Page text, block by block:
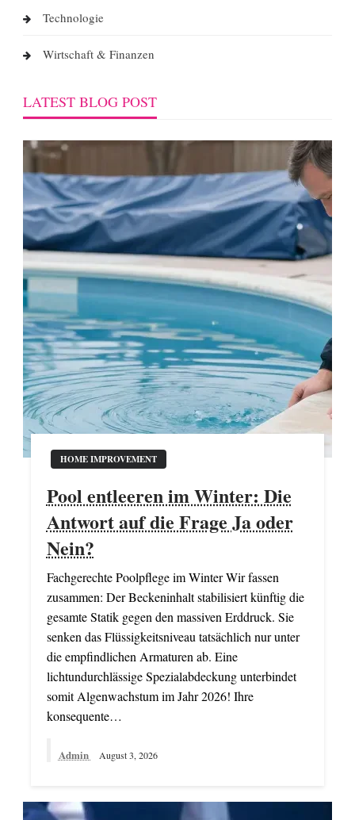
Technologie
Wirtschaft & Finanzen
LATEST BLOG POST
HOME IMPROVEMENT
Pool entleeren im Winter: Die
Antwort auf die Frage Ja oder
Nein?
Fachgerechte Poolpflege im Winter Wir fassen
zusammen: Der Beckeninhalt stabilisiert künftig die
gesamte Statik gegen den massiven Erddruck. Sie
senken das Flüssigkeitsniveau tatsächlich nur unter
die empfindlichen Armaturen ab. Eine
lichtundurchlässige Spezialabdeckung unterbindet
somit Algenwachstum im Jahr 2026! Ihre
konsequente…
Admin August 3, 2026